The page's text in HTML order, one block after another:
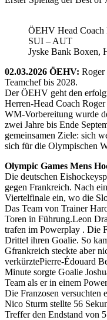
ÖEHV Head Coach
SUI – AUT
Jyske Bank Boxen,
02.03.2026 ÖEHV: Roger
Teamchef bis 2028.
Der ÖEHV geht den
Herren-Head Coach
WM-Vorbereitung wurde
zwei Jahre bis Ende
gemeinsamen Ziele: sich
sich für die Olympischen
Olympic Games Mens
Die deutschen
gegen Frankreich. Nach
Viertelfinale ein, wo die
Das Team von Trainer
Toren in Führung.Leon
trafen im Powerplay . Die
Drittel ihren Goalie. So
Gfrankreich steckte aber
verkürztePierre-Édouard
Minute sorgte Goalie
Team als er in einem
Die Franzosen versuchten
Nico Sturm stellte 56
Treffer den Endstand von